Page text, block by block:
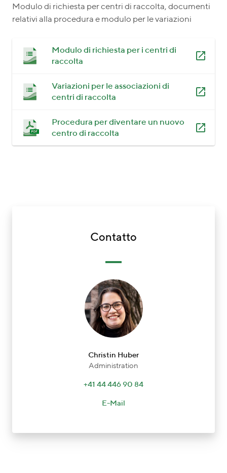
Modulo di richiesta per centri di raccolta, documenti
relativi alla procedura e modulo per le variazioni
Modulo di richiesta per i centri di
raccolta
Variazioni per le associazioni di
centri di raccolta
Procedura per diventare un nuovo
centro di raccolta
Contatto
Christin Huber
Administration
+41 44 446 90 84
E-Mail